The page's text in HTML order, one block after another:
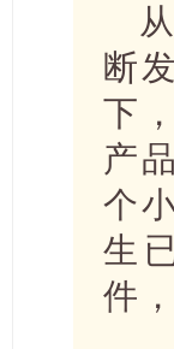
断
下
产
个
生
件